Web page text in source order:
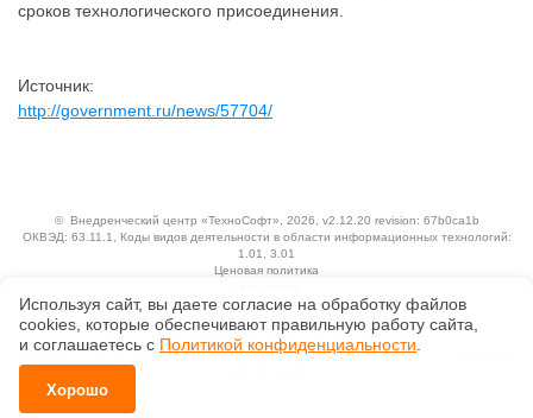
сроков технологического присоединения.
Источник:
http://government.ru/news/57704/
© Внедренческий центр «ТехноСофт» , 2026, v2.12.20 revision: 67b0ca1b
ОКВЭД: 63.11.1, Коды видов деятельности в области информационных технологий:
1.01, 3.01
Ценовая политика
Исключительные авторские и смежные права принадлежат АО «Кодекс».
Положение по обработке и защите персональных данных
Справка о регистрации продуктов АО «Кодекс» в Реестре российского программного
Используя сайт, вы даете согласие на обработку файлов
сооkiеs, которые обеспечивают правильную работу сайта,
и соглашаетесь с Политикой конфиденциальности
Хорошо